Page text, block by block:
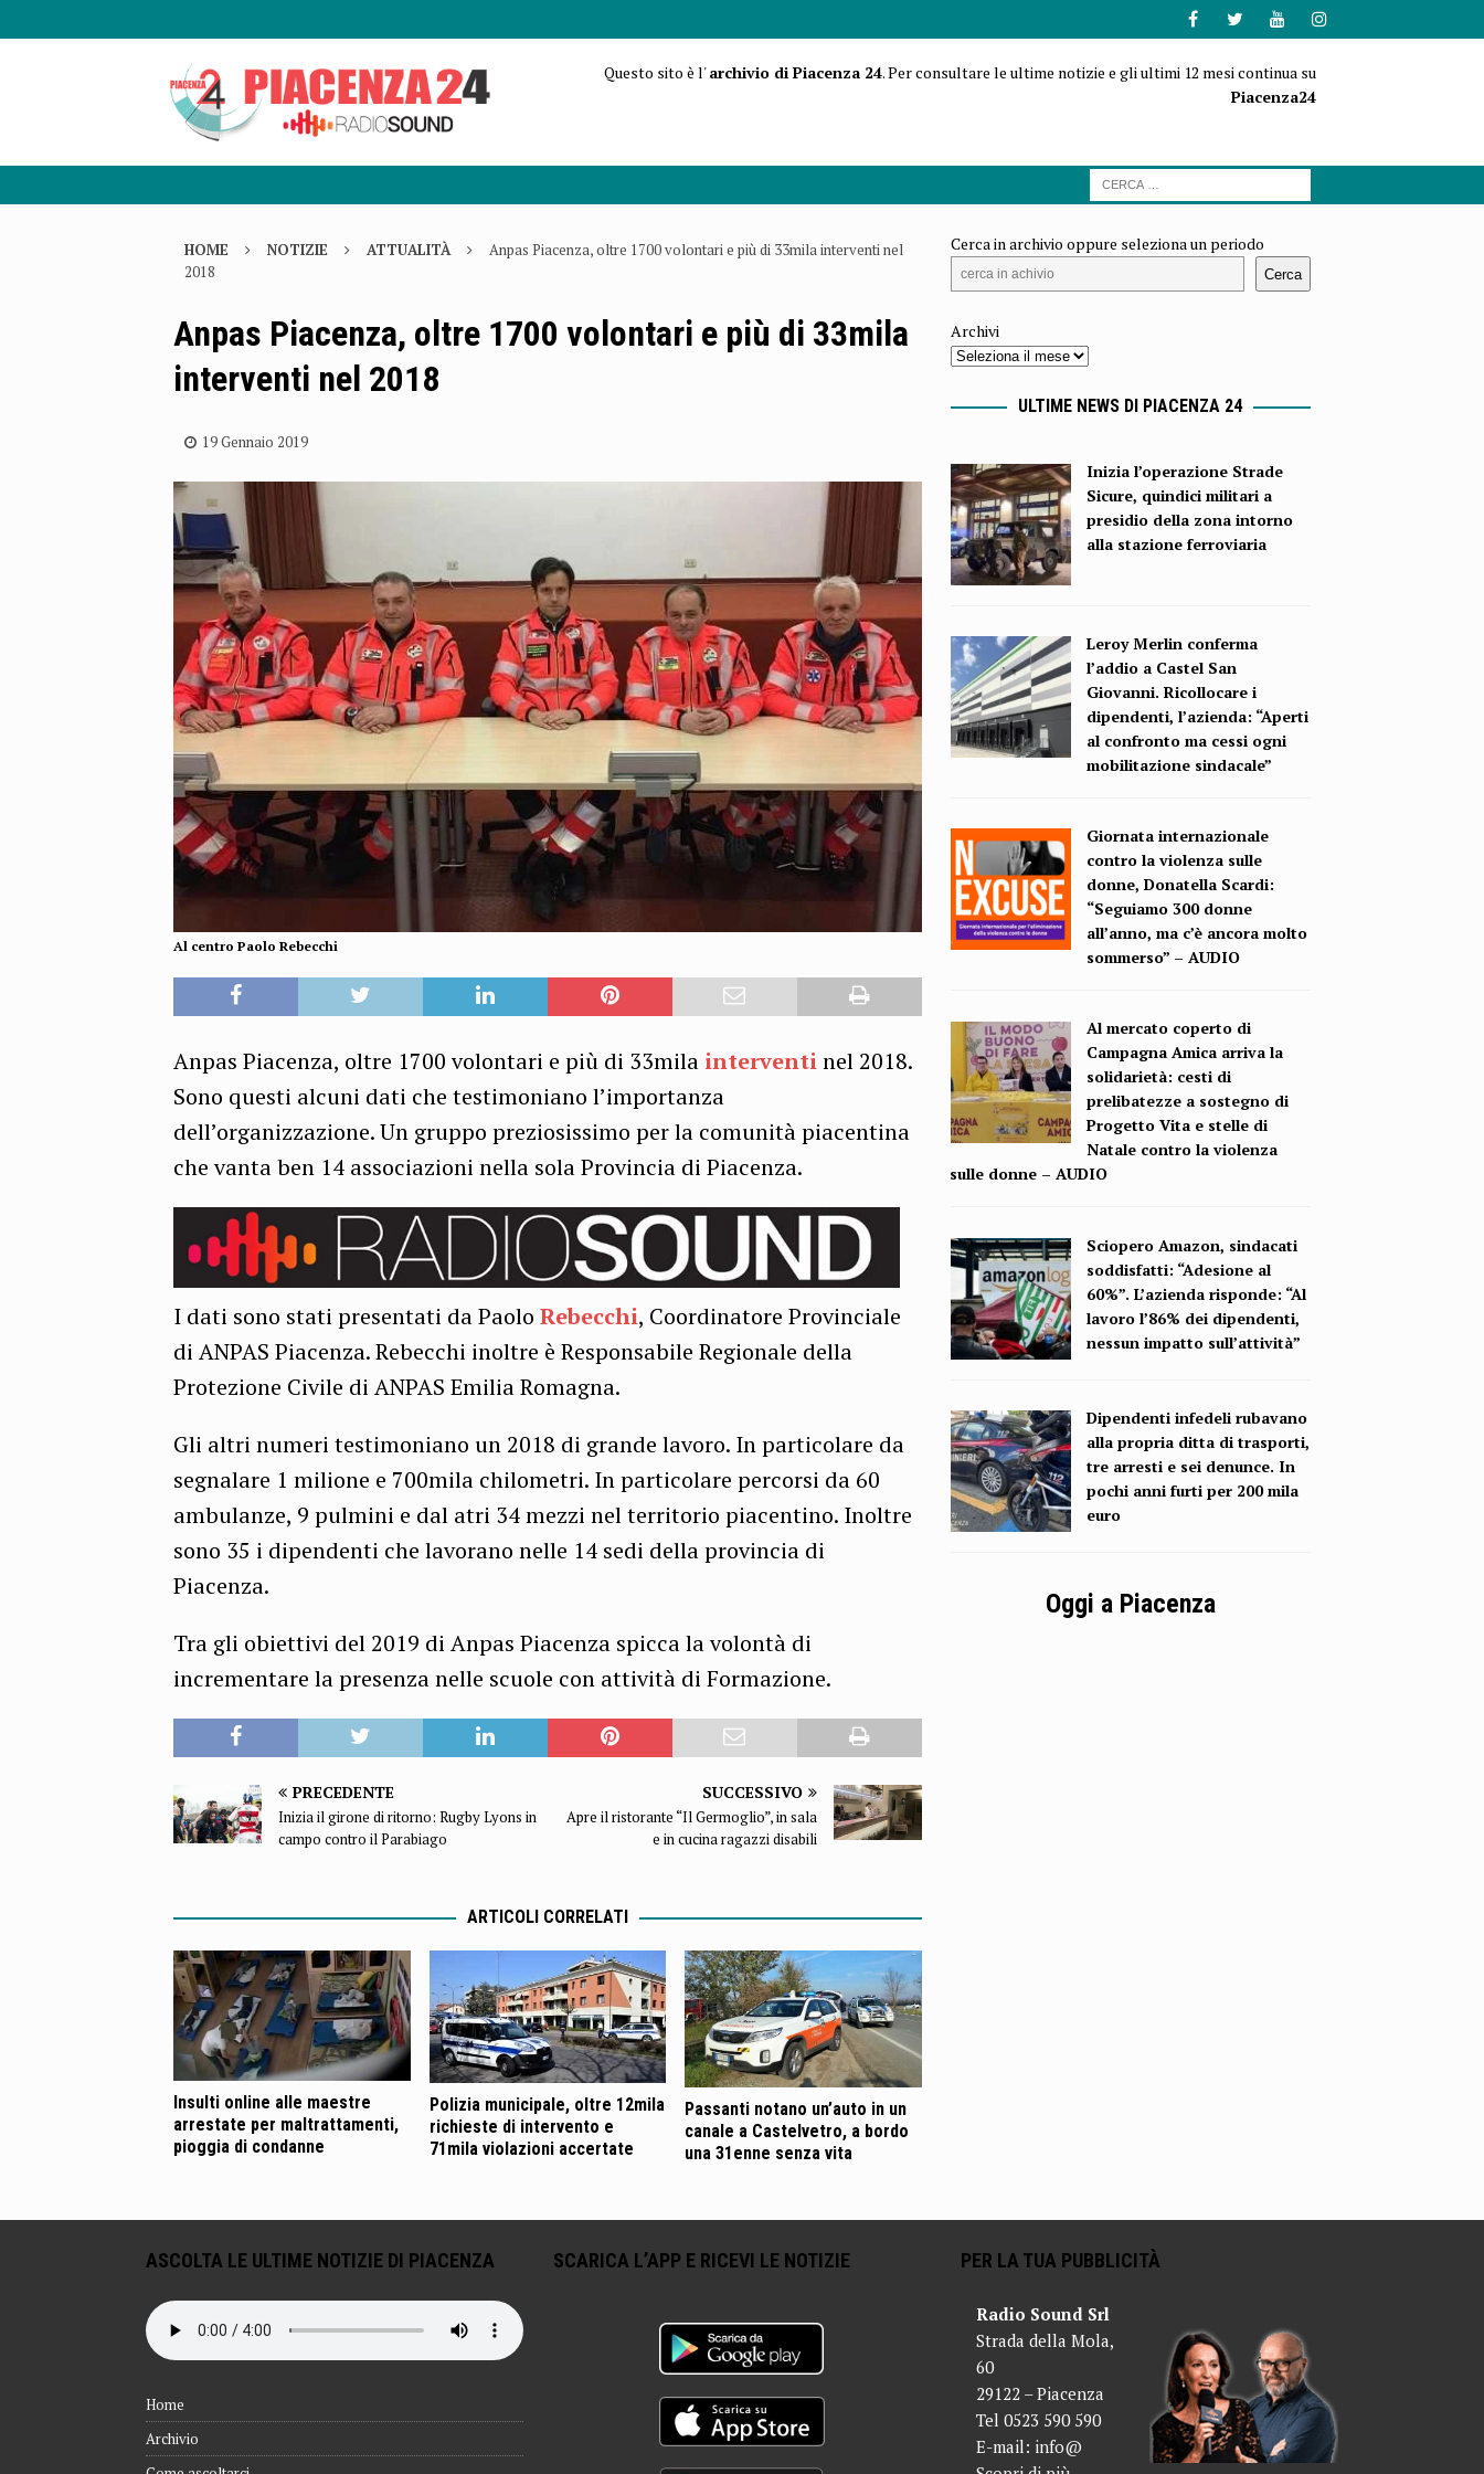
Questo sito è l'archivio di Piacenza 24. Per consultare le ultime notizie e gli ultimi 12 mesi continua su
Piacenza24
HOME NOTIZIE ATTUALITÀ
Anpas Piacenza, oltre 1700 volontari e più di 33mila interventi nel
2018
Anpas Piacenza, oltre 1700 volontari e più di 33mila
interventi nel 2018
19 Gennaio 2019
Al centro Paolo Rebecchi
Anpas Piacenza, oltre 1700 volontari e più di 33mila interventinel 2018.
Sono questi alcuni dati che testimoniano l’importanza
dell’organizzazione. Un gruppo preziosissimo per la comunità piacentina
che vanta ben 14 associazioni nella sola Provincia di Piacenza.
I dati sono stati presentati da Paolo Rebecchi, Coordinatore Provinciale
di ANPAS Piacenza. Rebecchi inoltre è Responsabile Regionale della
Protezione Civile di ANPAS Emilia Romagna.
Gli altri numeri testimoniano un 2018 di grande lavoro. In particolare da
segnalare 1 milione e 700mila chilometri. In particolare percorsi da 60
ambulanze, 9 pulmini e dal atri 34 mezzi nel territorio piacentino. Inoltre
sono 35 i dipendenti che lavorano nelle 14 sedi della provincia di
Piacenza.
Tra gli obiettivi del 2019 di Anpas Piacenza spicca la volontà di
incrementare la presenza nelle scuole con attività di Formazione.
PRECEDENTE
Inizia il girone di ritorno: Rugby Lyons in
campo contro il Parabiago
SUCCESSIVO
Apre il ristorante “Il Germoglio”, in sala
e in cucina ragazzi disabili
ARTICOLI CORRELATI
Insulti online alle maestre
arrestate per maltrattamenti,
pioggia di condanne
Polizia municipale, oltre 12mila
richieste di intervento e
71mila violazioni accertate
Passanti notano un’auto in un
canale a Castelvetro, a bordo
una 31enne senza vita
Cerca in archivio oppure seleziona un periodo
Cerca
Archivi
ULTIME NEWS DI PIACENZA 24
Inizia l’operazione Strade
Sicure, quindici militari a
presidio della zona intorno
alla stazione ferroviaria
Leroy Merlin conferma
l’addio a Castel San
Giovanni. Ricollocare i
dipendenti, l’azienda: “Aperti
al confronto ma cessi ogni
mobilitazione sindacale”
Giornata internazionale
contro la violenza sulle
donne, Donatella Scardi:
“Seguiamo 300 donne
all’anno, ma c’è ancora molto
sommerso” – AUDIO
Al mercato coperto di
Campagna Amica arriva la
solidarietà: cesti di
prelibatezze a sostegno di
Progetto Vita e stelle di
Natale contro la violenza
sulle donne – AUDIO
Sciopero Amazon, sindacati
soddisfatti: “Adesione al
60%”. L’azienda risponde: “Al
lavoro l’86% dei dipendenti,
nessun impatto sull’attività”
Dipendenti infedeli rubavano
alla propria ditta di trasporti,
tre arresti e sei denunce. In
pochi anni furti per 200 mila
euro
Oggi a Piacenza
ASCOLTA LE ULTIME NOTIZIE DI PIACENZA
Home
Archivio
SCARICA L’APP E RICEVI LE NOTIZIE PER LA TUA PUBBLICITÀ
Radio Sound Srl
Strada della Mola,
60
29122 – Piacenza
Tel 0523 590 590
E-mail: info@